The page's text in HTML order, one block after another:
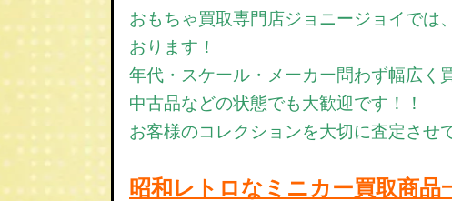
おもちゃ買取専門店ジョニージョイでは
おります！
年代・スケール・メーカー問わず幅広く
中古品などの状態でも大歓迎です！！
お客様のコレクションを大切に査定させ
昭和レトロなミニカー買取商